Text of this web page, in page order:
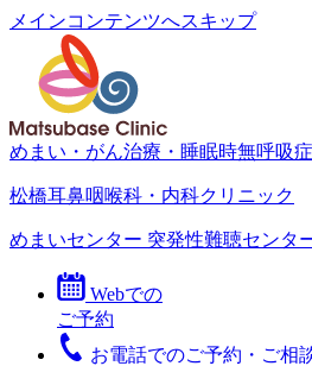
メインコンテンツへスキップ
めまい・がん治療・睡眠時無呼吸
松橋耳鼻咽喉科・内科クリニック
めまいセンター 突発性難聴センタ
Webでの
ご予約
お電話でのご予約・ご相